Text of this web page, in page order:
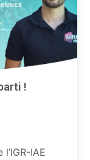
!
IAE